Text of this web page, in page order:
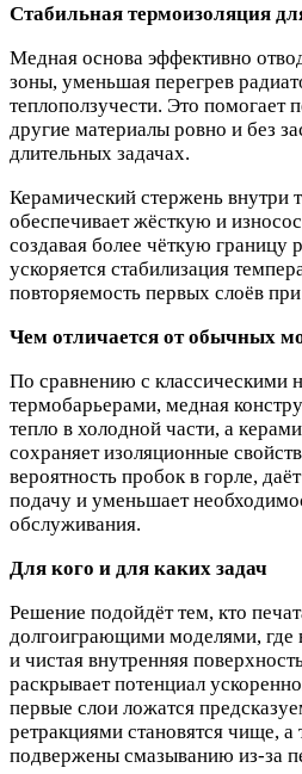
Стабильная термоизоляция
Медная основа эффективно
зоны, уменьшая перегрев
теплоползучести. Это помогает
другие материалы ровно и без
длительных задачах.
Керамический стержень внутри
обеспечивает жёсткую и
создавая более чёткую границу
ускоряется стабилизация
повторяемость первых слоёв
Чем отличается от обычных
По сравнению с
термобарьерами, медная
тепло в холодной части, а
сохраняет изоляционные
вероятность пробок в горле,
подачу и уменьшает
обслуживания.
Для кого и для каких задач
Решение подойдёт тем, кто
долгоиграющими моделями, где
и чистая внутренняя
раскрывает потенциал
первые слои ложатся
ретракциями становятся чище,
подвержены смазыванию из‑за